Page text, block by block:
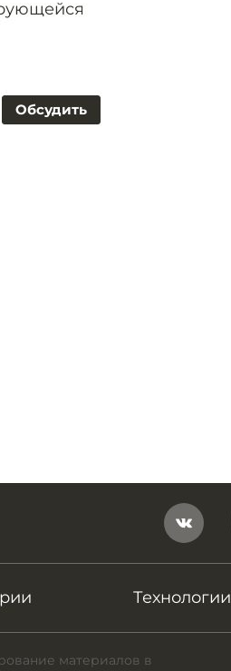
Обсудить
Технологии
материалов в